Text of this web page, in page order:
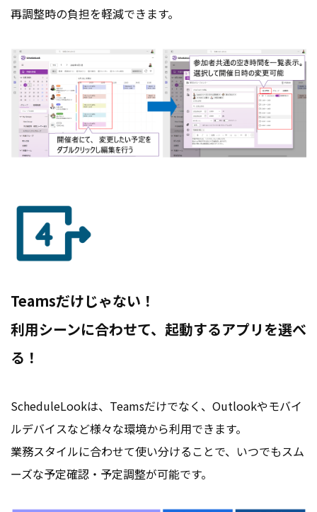
再調整時の負担を軽減できます。
Teamsだけじゃない！
利用シーンに合わせて、起動するアプリを選べ
る！
ScheduleLookは、Teamsだけでなく、Outlookやモバイ
ルデバイスなど様々な環境から利用できます。
業務スタイルに合わせて使い分けることで、いつでもスム
ーズな予定確認・予定調整が可能です。